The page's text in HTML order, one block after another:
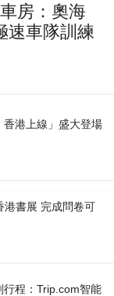
房：奧海
速車隊訓練
香港上線」盛大登場
港書展 完成問卷可
行程：Trip.com智能